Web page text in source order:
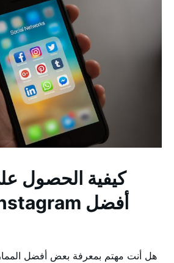
هل أنت مهتم بمعرفة بعض أفضل